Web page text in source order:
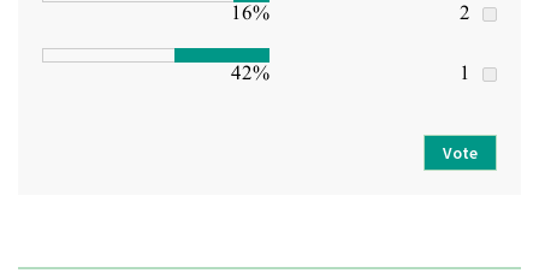
2
16%
1
42%
Vote